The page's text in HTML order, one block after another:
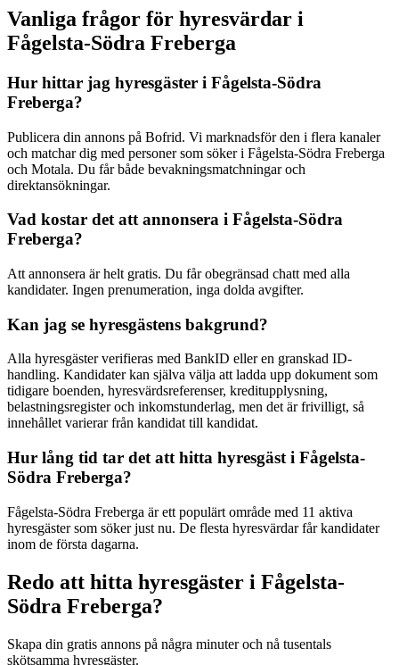
Vanliga frågor för hyresvärdar i
Fågelsta-Södra Freberga
Hur hittar jag hyresgäster i Fågelsta-Södra
Freberga?
Publicera din annons på Bofrid. Vi marknadsför den i flera kanaler
och matchar dig med personer som söker i Fågelsta-Södra Freberga
och Motala. Du får både bevakningsmatchningar och
direktansökningar.
Vad kostar det att annonsera i Fågelsta-Södra
Freberga?
Att annonsera är helt gratis. Du får obegränsad chatt med alla
kandidater. Ingen prenumeration, inga dolda avgifter.
Kan jag se hyresgästens bakgrund?
Alla hyresgäster verifieras med BankID eller en granskad ID-
handling. Kandidater kan själva välja att ladda upp dokument som
tidigare boenden, hyresvärdsreferenser, kreditupplysning,
belastningsregister och inkomstunderlag, men det är frivilligt, så
innehållet varierar från kandidat till kandidat.
Hur lång tid tar det att hitta hyresgäst i Fågelsta-
Södra Freberga?
Fågelsta-Södra Freberga är ett populärt område med 11 aktiva
hyresgäster som söker just nu. De flesta hyresvärdar får kandidater
inom de första dagarna.
Redo att hitta hyresgäster i Fågelsta-
Södra Freberga?
Skapa din gratis annons på några minuter och nå tusentals
skötsamma hyresgäster.